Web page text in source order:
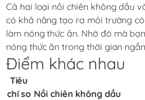
Cả hai loại nồi chiên không dầu
có khả năng tạo ra môi trường
làm nóng thức ăn. Nhờ đó mà
nóng thức ăn trong thời gian
Điểm khác nhau
Tiêu
chí so Nồi chiên không dầu